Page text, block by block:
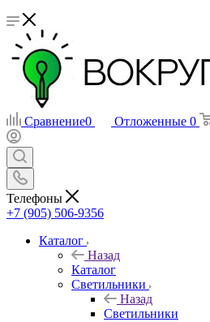
Сравнение0 Отложенные 0
Телефоны
+7 (905) 506-9356
Каталог
Назад
Каталог
Светильники
Назад
Светильники